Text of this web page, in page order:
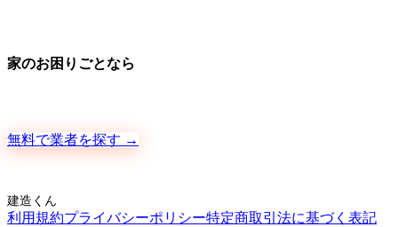
家のお困りごとなら
無料で業者を探す →
建造くん
利用規約プライバシーポリシー特定商取引法に基づく表記